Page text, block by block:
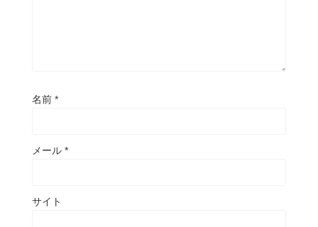
名前 *
メール *
サイト